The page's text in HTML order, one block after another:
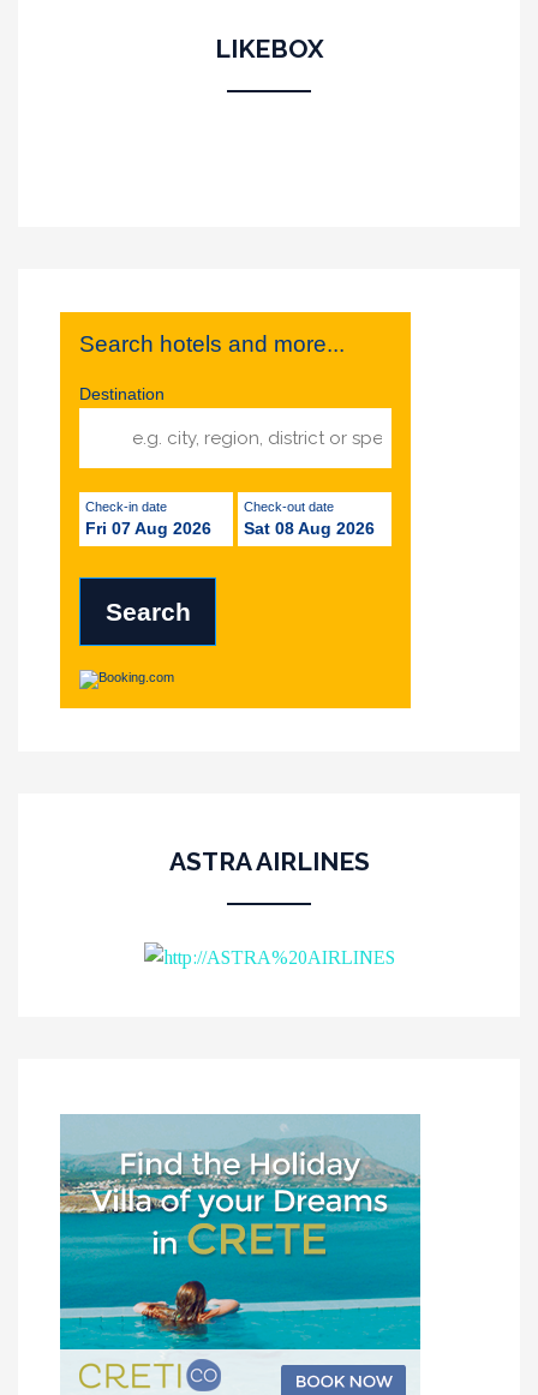
LIKEBOX
Search hotels and more...
Destination
Check-in date
Fri 07 Aug 2026
Check-out date
Sat 08 Aug 2026
ASTRA AIRLINES